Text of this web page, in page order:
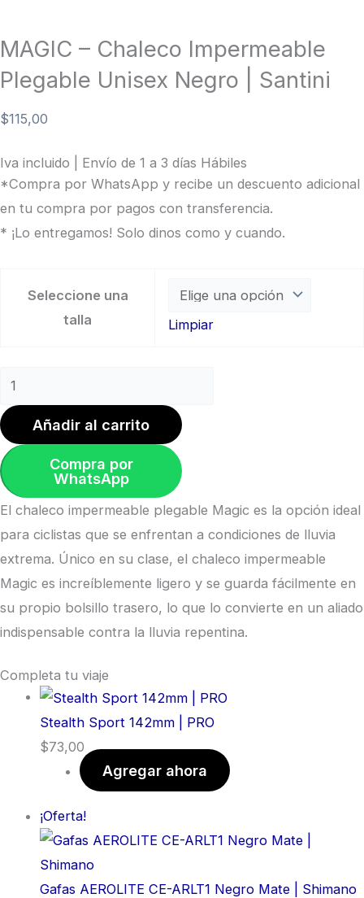
MAGIC – Chaleco Impermeable
Plegable Unisex Negro | Santini
$115,00
Iva incluido | Envío de 1 a 3 días Hábiles
*Compra por WhatsApp y recibe un descuento adicional
en tu compra por pagos con transferencia.
* ¡Lo entregamos! Solo dinos como y cuando.
Seleccione una
talla
Limpiar
Añadir al carrito
Compra por
WhatsApp
El chaleco impermeable plegable Magic es la opción ideal
para ciclistas que se enfrentan a condiciones de lluvia
extrema. Único en su clase, el chaleco impermeable
Magic es increíblemente ligero y se guarda fácilmente en
su propio bolsillo trasero, lo que lo convierte en un aliado
indispensable contra la lluvia repentina.
Completa tu viaje
Stealth Sport 142mm | PRO
$73,00
Agregar ahora
¡Oferta!
Gafas AEROLITE CE-ARLT1 Negro Mate | Shimano